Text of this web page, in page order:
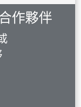
作夥伴